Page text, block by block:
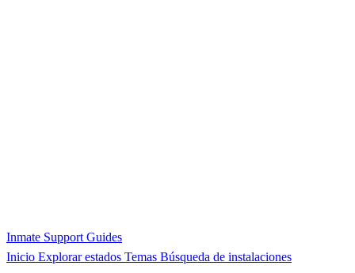
Inmate Support Guides
Inicio Explorar estados Temas Búsqueda de instalaciones